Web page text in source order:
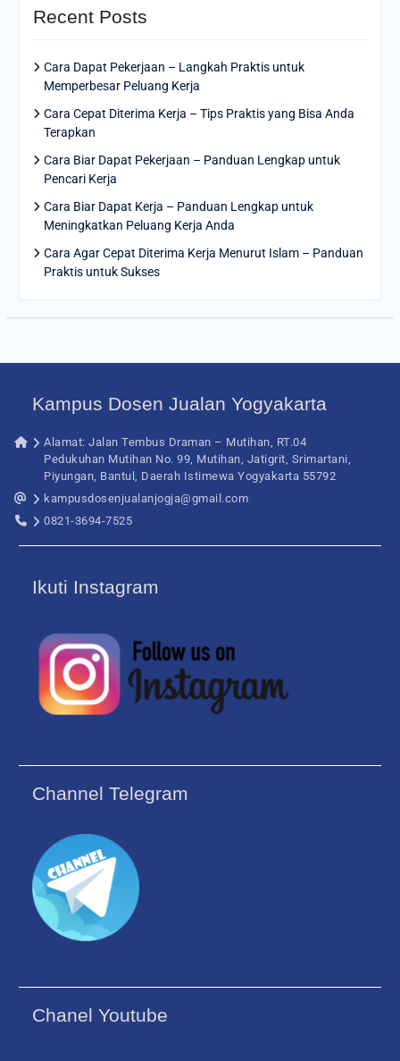
Recent Posts
Cara Dapat Pekerjaan – Langkah Praktis untuk
Memperbesar Peluang Kerja
Cara Cepat Diterima Kerja – Tips Praktis yang Bisa Anda
Terapkan
Cara Biar Dapat Pekerjaan – Panduan Lengkap untuk
Pencari Kerja
Cara Biar Dapat Kerja – Panduan Lengkap untuk
Meningkatkan Peluang Kerja Anda
Cara Agar Cepat Diterima Kerja Menurut Islam – Panduan
Praktis untuk Sukses
Kampus Dosen Jualan Yogyakarta
Alamat: Jalan Tembus Draman – Mutihan, RT.04
Pedukuhan Mutihan No. 99, Mutihan, Jatigrit, Srimartani,
Piyungan, Bantul, Daerah Istimewa Yogyakarta 55792
kampusdosenjualanjogja@gmail.com
0821-3694-7525
Ikuti Instagram
Channel Telegram
Chanel Youtube